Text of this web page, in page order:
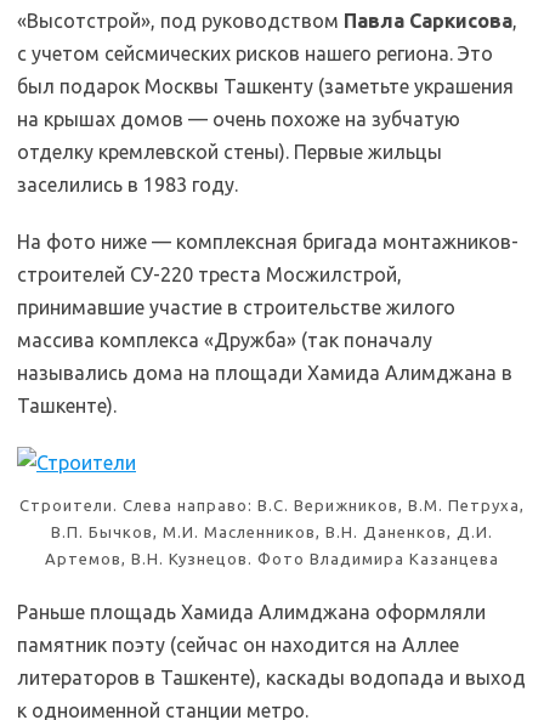
«Высотстрой», под руководством Павла Саркисова,
с учетом сейсмических рисков нашего региона. Это
был подарок Москвы Ташкенту (заметьте украшения
на крышах домов — очень похоже на зубчатую
отделку кремлевской стены). Первые жильцы
заселились в 1983 году.
На фото ниже — комплексная бригада монтажников-
строителей СУ-220 треста Мосжилстрой,
принимавшие участие в строительстве жилого
массива комплекса «Дружба» (так поначалу
назывались дома на площади Хамида Алимджана в
Ташкенте).
Строители. Слева направо: В.С. Верижников, В.М. Петруха,
В.П. Бычков, М.И. Масленников, В.Н. Даненков, Д.И.
Артемов, В.Н. Кузнецов. Фото Владимира Казанцева
Раньше площадь Хамида Алимджана оформляли
памятник поэту (сейчас он находится на Аллее
литераторов в Ташкенте), каскады водопада и выход
к одноименной станции метро.